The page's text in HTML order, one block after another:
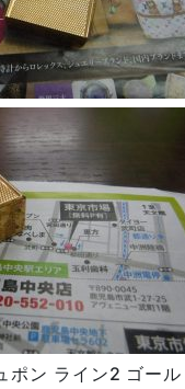
ン ライン2 ゴール